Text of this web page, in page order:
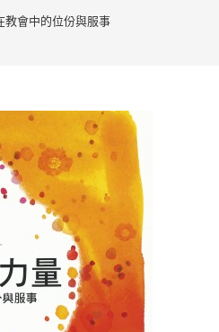
教會中的位份與服事